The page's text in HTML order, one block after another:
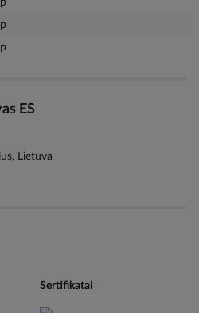
ES
Lietuva
Sertifikatai